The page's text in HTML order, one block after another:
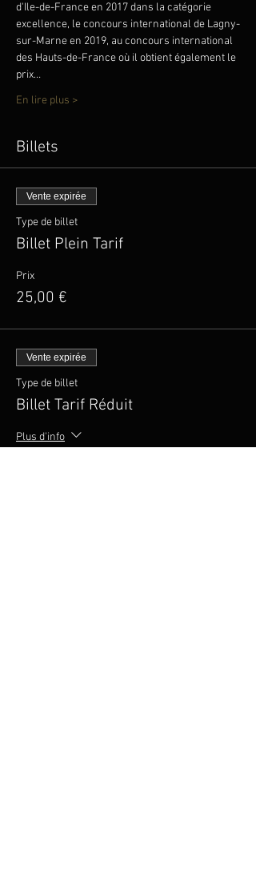
d'Ile-de-France en 2017 dans la catégorie
excellence, le concours international de Lagny-
sur-Marne en 2019, au concours international
des Hauts-de-France où il obtient également le
prix…
En lire plus >
Billets
Vente expirée
Type de billet
Billet Plein Tarif
Prix
25,00 €
Vente expirée
Type de billet
Billet Tarif Réduit
Plus d'info